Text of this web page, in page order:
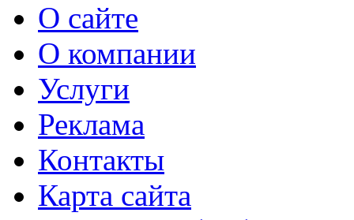
О сайте
О компании
Услуги
Реклама
Контакты
Карта сайта